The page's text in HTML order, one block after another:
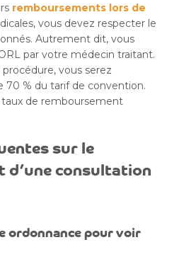
remboursements lors de
vous devez respecter le
Autrement dit, vous
par votre médecin traitant.
vous serez
70 % du tarif de convention.
taux de remboursement
sur le
d’une consultation
ordonnance pour voir